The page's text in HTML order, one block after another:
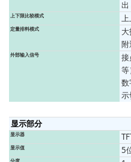
出
上下限比较模式 上
定量排料模式
附
外部输入信号
接
等
数
示
显示部分
显示器
显示值 5
分度